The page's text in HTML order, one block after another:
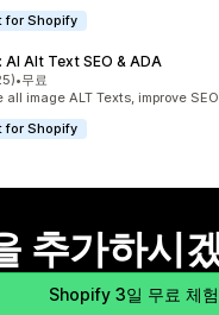
for Shopify
AI Alt Text SEO & ADA
중개
•무료
all image ALT Texts, improve
for Shopify
추가하시
Shopify 3일 무료 체험